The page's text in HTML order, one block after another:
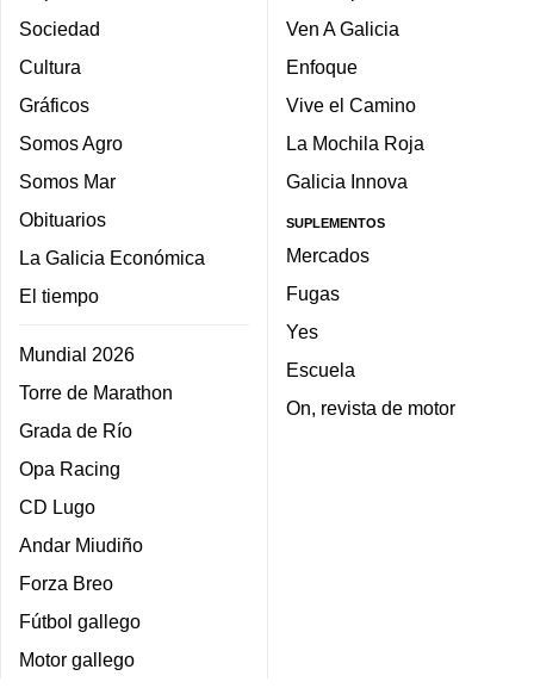
Sociedad
Cultura
Gráficos
Somos Agro
Somos Mar
Obituarios
La Galicia Económica
El tiempo
Mundial 2026
Torre de Marathon
Grada de Río
Opa Racing
CD Lugo
Andar Miudiño
Forza Breo
Fútbol gallego
Motor gallego
Ven A Galicia
Enfoque
Vive el Camino
La Mochila Roja
Galicia Innova
SUPLEMENTOS
Mercados
Fugas
Yes
Escuela
On, revista de motor